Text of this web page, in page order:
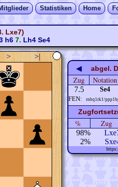
Statistiken Home
Lxe7)
h67. Lh4 Se4
> >|
◀ abgel.
Zug Notation
7.5 Se4
FEN: rnbq1rk1/
% Zug
98%
2%